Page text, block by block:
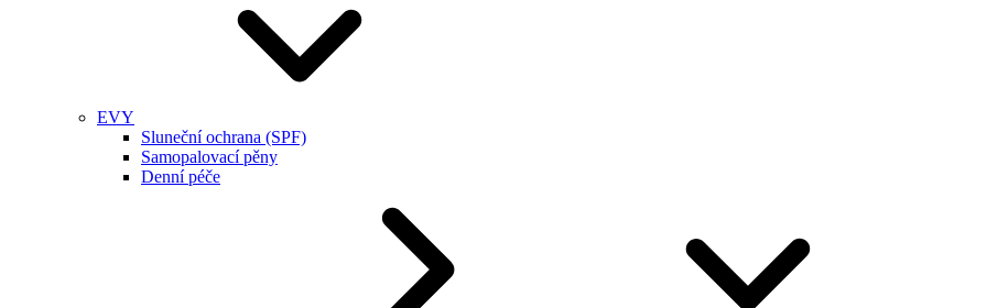
EVY
Sluneční ochrana (SPF)
Samopalovací pěny
Denní péče